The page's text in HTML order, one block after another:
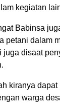
kegiatan
Babinsa
petani dalam
juga disaat
kiranya
warga